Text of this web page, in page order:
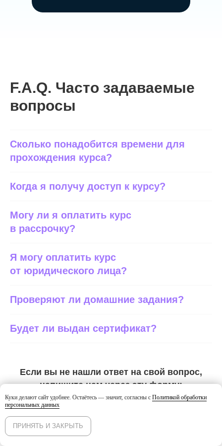
Эксперты Программа
F.A.Q. Часто задаваемые
вопросы
Сколько понадобится времени для
прохождения курса?
Когда я получу доступ к курсу?
Могу ли я оплатить курс
в рассрочку?
Я могу оплатить курс
от юридического лица?
Проверяют ли домашние задания?
Будет ли выдан сертификат?
Если вы не нашли ответ на свой вопрос,
напишите нам через эту форму:
Задать вопрос
Куки делают сайт удобнее. Остаётесь — значит, согласны с Политикой обработки
персональных данных
ПРИНЯТЬ И ЗАКРЫТЬ